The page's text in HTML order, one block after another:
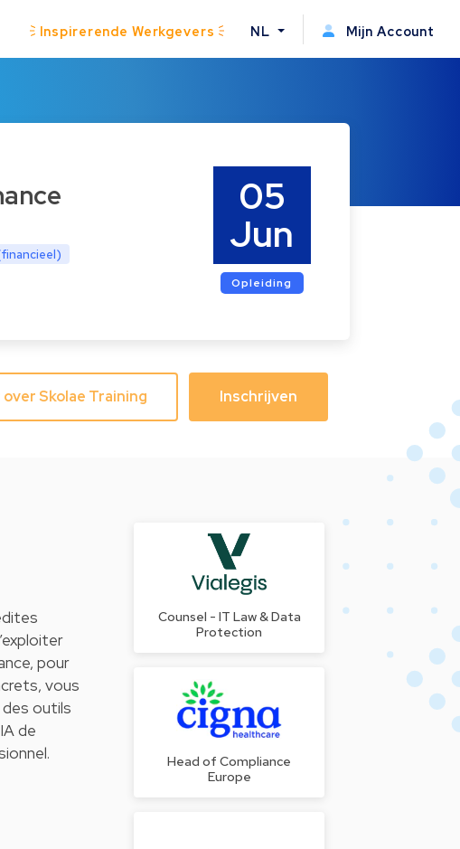
Inspirerende Werkgevers NL Mijn Account
05
Jun
Opleiding
Inschrijven
over Skolae Training
pour
vous
outils
de
Counsel - IT Law & Data
Protection
Head of Compliance
Europe